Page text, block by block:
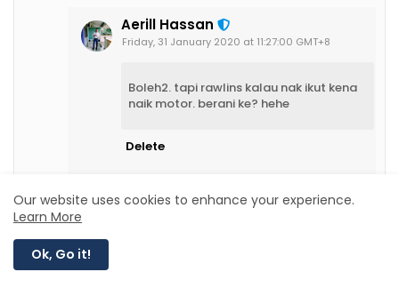
Aerill Hassan
Friday, 31 January 2020 at 11:27:00 GMT+8
Boleh2. tapi rawlins kalau nak ikut kena
naik motor. berani ke? hehe
Delete
Sis Lin
Our website uses cookies to enhance your experience.
Learn More
Ok, Go it!